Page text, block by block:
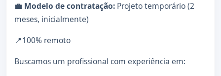
💼 Modelo de contratação: Projeto temporário (2
meses, inicialmente)
📍100% remoto
Buscamos um profissional com experiência em: